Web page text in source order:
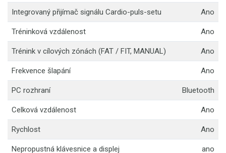
Integrovaný přijímač signálu Cardio-puls-setu Ano
Tréninková vzdálenost Ano
Trénink v cílových zónách (FAT / FIT, MANUAL) Ano
Frekvence šlapání Ano
PC rozhraní Bluetooth
Celková vzdálenost Ano
Rychlost Ano
Nepropustná klávesnice a displej ano